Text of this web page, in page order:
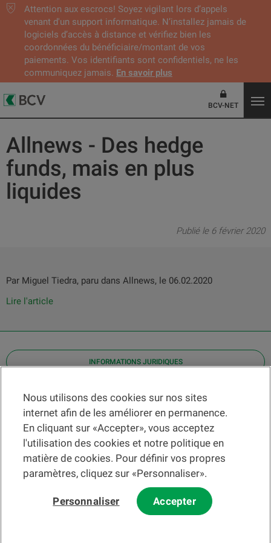
Attention aux escrocs! Soyez vigilant lors d’appels
venant d'un support informatique. N’installez jamais de
logiciels d’accès à distance et vérifiez bien les
coordonnées du bénéficiaire/montant de vos
paiements. Vos identifiants sont confidentiels, ne les
communiquez jamais. En savoir plus
BCV-NET
Allnews - Des hedge
funds, mais en plus
liquides
Publié le 6 février 2020
Par Miguel Tiedra, paru dans Allnews, le 06.02.2020
Lire l'article
INFORMATIONS JURIDIQUES
Contact
Localiser une agence
Aide
Actualités
Taux de change
Nous utilisons des cookies sur nos sites
internet afin de les améliorer en permanence.
En cliquant sur «Accepter», vous acceptez
l'utilisation des cookies et notre politique en
matière de cookies. Pour définir vos propres
paramètres, cliquez sur «Personnaliser».
Personnaliser Accepter